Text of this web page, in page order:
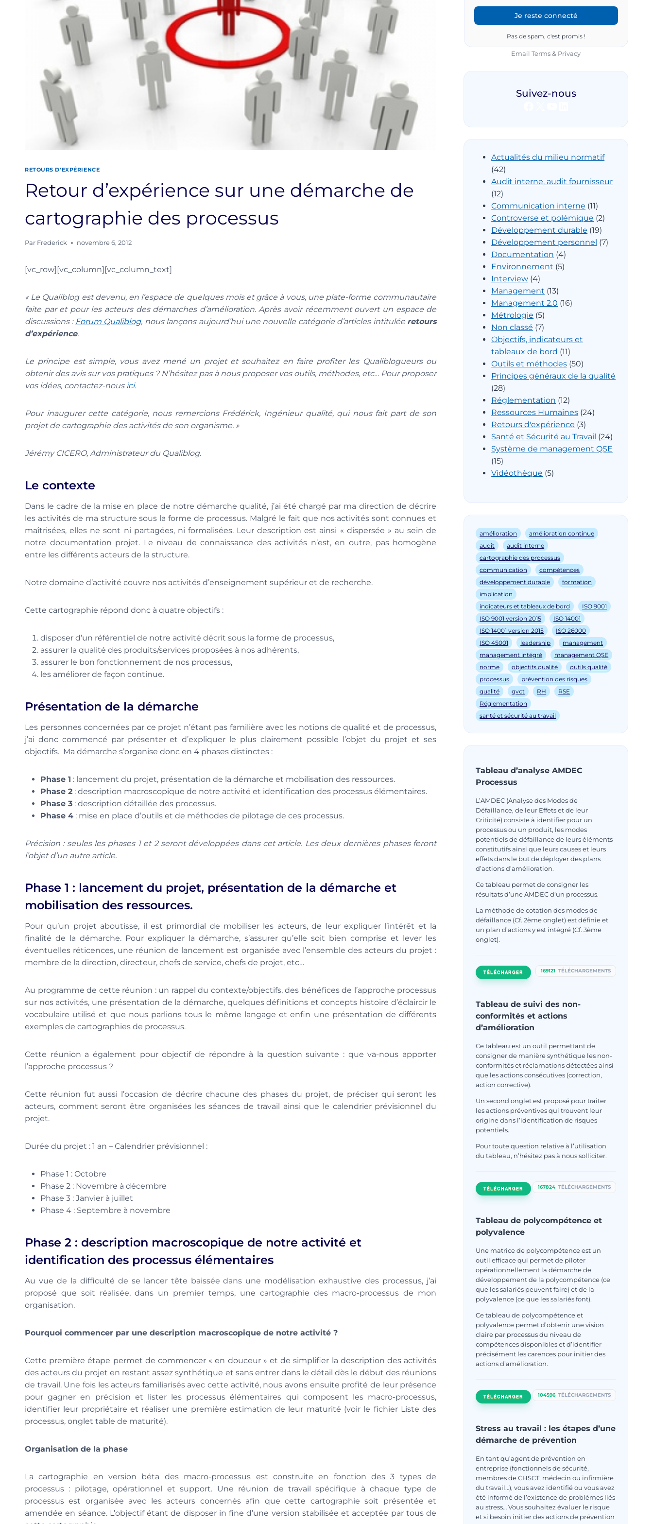
RETOURS D'EXPÉRIENCE
Retour d’expérience sur une démarche de
cartographie des processus
Par Frederick novembre 6, 2012
[vc_row][vc_column][vc_column_text]
« Le Qualiblog est devenu, en l’espace de quelques mois et grâce à vous, une plate-forme communautaire
faite par et pour les acteurs des démarches d’amélioration. Après avoir récemment ouvert un espace de
discussions : ForumQualiblog, nous lançons aujourd’hui une nouvelle catégorie d’articles intitulée retours
d’expérience.
Le principe est simple, vous avez mené un projet et souhaitez en faire profiter les Qualiblogueurs ou
obtenir des avis sur vos pratiques ? N’hésitez pas à nous proposer vos outils, méthodes, etc… Pour proposer
vos idées, contactez-nous ici.
Pour inaugurer cette catégorie, nous remercions Frédérick, Ingénieur qualité, qui nous fait part de son
projet de cartographie des activités de son organisme. »
Jérémy CICERO, Administrateur du Qualiblog.
Le contexte
Dans le cadre de la mise en place de notre démarche qualité, j’ai été chargé par ma direction de décrire
les activités de ma structure sous la forme de processus. Malgré le fait que nos activités sont connues et
maîtrisées, elles ne sont ni partagées, ni formalisées. Leur description est ainsi « dispersée » au sein de
notre documentation projet. Le niveau de connaissance des activités n’est, en outre, pas homogène
entre les différents acteurs de la structure.
Notre domaine d’activité couvre nos activités d’enseignement supérieur et de recherche.
Cette cartographie répond donc à quatre objectifs :
disposer d’un référentiel de notre activité décrit sous la forme de processus,
assurer la qualité des produits/services proposées à nos adhérents,
assurer le bon fonctionnement de nos processus,
les améliorer de façon continue.
Présentation de la démarche
Les personnes concernées par ce projet n’étant pas familière avec les notions de qualité et de processus,
j’ai donc commencé par présenter et d’expliquer le plus clairement possible l’objet du projet et ses
objectifs. Ma démarche s’organise donc en 4 phases distinctes :
Phase 1 : lancement du projet, présentation de la démarche et mobilisation des ressources.
Phase 2 : description macroscopique de notre activité et identification des processus élémentaires.
Phase 3 : description détaillée des processus.
Phase 4 : mise en place d’outils et de méthodes de pilotage de ces processus.
Précision : seules les phases 1 et 2 seront développées dans cet article. Les deux dernières phases feront
l’objet d’un autre article.
Phase 1 : lancement du projet, présentation de la démarche et
mobilisation des ressources.
Pour qu’un projet aboutisse, il est primordial de mobiliser les acteurs, de leur expliquer l’intérêt et la
finalité de la démarche. Pour expliquer la démarche, s’assurer qu’elle soit bien comprise et lever les
éventuelles réticences, une réunion de lancement est organisée avec l’ensemble des acteurs du projet :
membre de la direction, directeur, chefs de service, chefs de projet, etc…
Au programme de cette réunion : un rappel du contexte/objectifs, des bénéfices de l’approche processus
sur nos activités, une présentation de la démarche, quelques définitions et concepts histoire d’éclaircir le
vocabulaire utilisé et que nous parlions tous le même langage et enfin une présentation de différents
exemples de cartographies de processus.
Cette réunion a également pour objectif de répondre à la question suivante : que va-nous apporter
l’approche processus ?
Cette réunion fut aussi l’occasion de décrire chacune des phases du projet, de préciser qui seront les
acteurs, comment seront être organisées les séances de travail ainsi que le calendrier prévisionnel du
projet.
Durée du projet : 1 an – Calendrier prévisionnel :
Phase 1 : Octobre
Phase 2 : Novembre à décembre
Phase 3 : Janvier à juillet
Phase 4 : Septembre à novembre
Phase 2 : description macroscopique de notre activité et
identification des processus élémentaires
Au vue de la difficulté de se lancer tête baissée dans une modélisation exhaustive des processus, j’ai
proposé que soit réalisée, dans un premier temps, une cartographie des macro-processus de mon
organisation.
Pourquoi commencer par une description macroscopique de notre activité ?
Cette première étape permet de commencer « en douceur » et de simplifier la description des activités
des acteurs du projet en restant assez synthétique et sans entrer dans le détail dès le début des réunions
de travail. Une fois les acteurs familiarisés avec cette activité, nous avons ensuite profité de leur présence
pour gagner en précision et lister les processus élémentaires qui composent les macro-processus,
identifier leur propriétaire et réaliser une première estimation de leur maturité (voir le fichier Liste des
processus, onglet table de maturité).
Organisation de la phase
La cartographie en version béta des macro-processus est construite en fonction des 3 types de
processus : pilotage, opérationnel et support. Une réunion de travail spécifique à chaque type de
processus est organisée avec les acteurs concernés afin que cette cartographie soit présentée et
amendée en séance. L’objectif étant de disposer in fine d’une version stabilisée et acceptée par tous de
Pas de spam, c'est promis !
EmailTerms & Privacy
Suivez-nous
Actualités du milieu normatif
(42)
Audit interne, audit fournisseur
(12)
Communication interne (11)
Controverse et polémique (2)
Développement durable (19)
Développement personnel (7)
Documentation (4)
Environnement (5)
Interview (4)
Management (13)
Management 2.0 (16)
Métrologie (5)
Non classé (7)
Objectifs, indicateurs et
tableaux de bord (11)
Outils et méthodes (50)
Principes généraux de la qualité
(28)
Réglementation (12)
Ressources Humaines (24)
Retours d'expérience (3)
Santé et Sécurité au Travail (24)
Système de management QSE
(15)
Vidéothèque (5)
amélioration
amélioration continue
audit
audit interne
cartographie des processus
communication
compétences
développement durable
formation
implication
indicateurs et tableaux de bord
ISO 9001
ISO 9001 version 2015
ISO 14001
ISO 14001 version 2015
ISO 26000
ISO 45001
leadership
management
management intégré
management QSE
norme
objectifs qualité
outils qualité
processus
prévention des risques
qualité
qvct RH
RSE
Réglementation
santé et sécurité au travail
Tableau d’analyse AMDEC
Processus
L’AMDEC (Analyse des Modes de
Défaillance, de leur Effets et de leur
Criticité) consiste à identifier pour un
processus ou un produit, les modes
potentiels de défaillance de leurs éléments
constitutifs ainsi que leurs causes et leurs
effets dans le but de déployer des plans
d’actions d’amélioration.
Ce tableau permet de consigner les
résultats d’une AMDEC d’un processus.
La méthode de cotation des modes de
défaillance (Cf. 2ème onglet) est définie et
un plan d’actions y est intégré (Cf. 3ème
onglet).
TÉLÉCHARGER 169121 TÉLÉCHARGEMENTS
Tableau de suivi des non-
conformités et actions
d’amélioration
Ce tableau est un outil permettant de
consigner de manière synthétique les non-
conformités et réclamations détectées ainsi
que les actions consécutives (correction,
action corrective).
Un second onglet est proposé pour traiter
les actions préventives qui trouvent leur
origine dans l’identification de risques
potentiels.
Pour toute question relative à l’utilisation
du tableau, n’hésitez pas à nous solliciter.
TÉLÉCHARGER 167824 TÉLÉCHARGEMENTS
Tableau de polycompétence et
polyvalence
Une matrice de polycompétence est un
outil efficace qui permet de piloter
opérationnellement la démarche de
développement de la polycompétence (ce
que les salariés peuvent faire) et de la
polyvalence (ce que les salariés font).
Ce tableau de polycompétence et
polyvalence permet d’obtenir une vision
claire par processus du niveau de
compétences disponibles et d’identifier
précisément les carences pour initier des
actions d’amélioration.
TÉLÉCHARGER 104596 TÉLÉCHARGEMENTS
Stress au travail : les étapes d’une
démarche de prévention
En tant qu’agent de prévention en
entreprise (fonctionnels de sécurité,
membres de CHSCT, médecin ou infirmière
du travail…), vous avez identifié ou vous avez
été informé de l’existence de problèmes liés
au stress… Vous souhaitez évaluer le risque
et si besoin initier des actions de prévention